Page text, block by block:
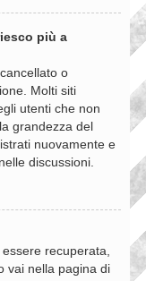
più a
o
Molti siti
utenti che non
grandezza del
nuovamente e
discussioni.
recuperata,
vai nella pagina di